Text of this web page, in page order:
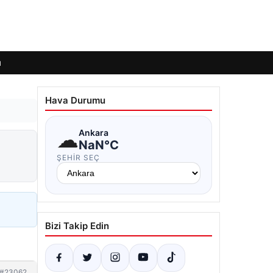
Hava Durumu
☁Ankara
NaN°C
ŞEHIR SEÇ
Bizi Takip Edin